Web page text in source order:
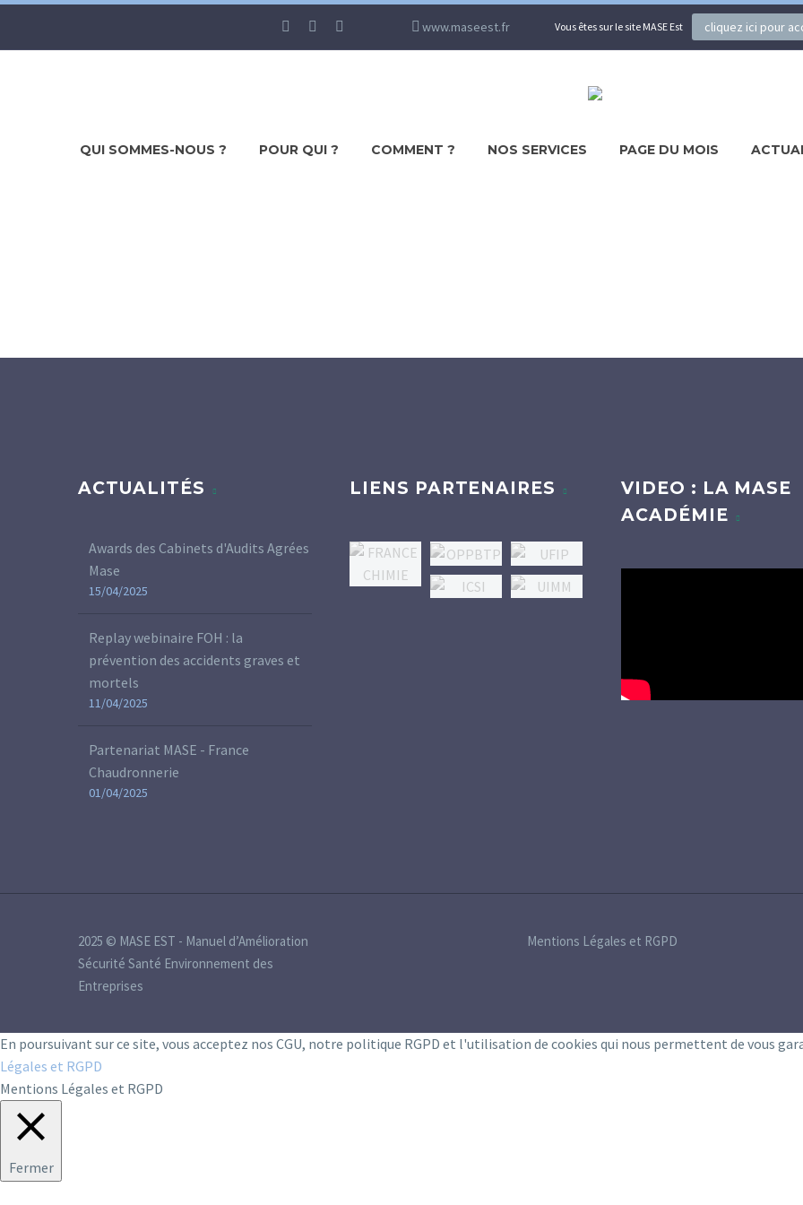
www.maseest.fr Vous êtes sur le site MASE Est cliquez ici pour
QUI SOMMES-NOUS ? POUR QUI ? COMMENT ? NOS SERVICES PAGE DU MOIS
ACTUALITÉS
Awards des Cabinets d'Audits Agrées
Mase
15/04/2025
Replay webinaire FOH : la
prévention des accidents graves et
mortels
11/04/2025
Partenariat MASE - France
Chaudronnerie
01/04/2025
LIENS PARTENAIRES
VIDEO : LA MASE
ACADÉMIE
Mentions Légales et RGPD
2025 © MASE EST - Manuel d’Amélioration
Sécurité Santé Environnement des
Entreprises
En poursuivant sur ce site, vous acceptez nos CGU, notre politique RGPD et l'utilisation de cookies qui nous permettent de vous
Légales et RGPD
Mentions Légales et RGPD
Fermer